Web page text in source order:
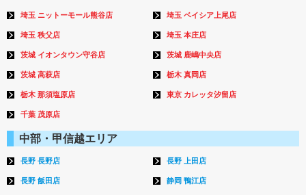
埼玉 ニットーモール熊谷店 埼玉 ベイシア上尾店
埼玉 秩父店 埼玉 本庄店
茨城 イオンタウン守谷店 茨城 鹿嶋中央店
茨城 高萩店 栃木 真岡店
栃木 那須塩原店 東京 カレッタ汐留店
千葉 茂原店
中部・甲信越エリア
長野 長野店 長野 上田店
長野 飯田店 静岡 鴨江店